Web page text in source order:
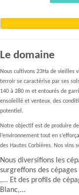
Le domaine
Nous cultivons 23Ha de vieilles
terroir se caractérise par ses
140 à 280 m et entourés de
ensoleillé et venteux, des
potentiel.
Notre objectif est de produire
l’environnement tout en
des Hautes Corbières. Nos vins
Nous diversifions les
surgreffons des
,... Et des profils de
Blanc,...